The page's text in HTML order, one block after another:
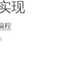
现
程